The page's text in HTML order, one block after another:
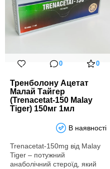
0 0
Тренболону Ацетат
Малай Тайгер
(Trenacetat-150 Malay
Tiger) 150мг 1мл
В наявності
Trenacetat-150mg від Malay
Tiger – потужний
анаболічний стероїд, який